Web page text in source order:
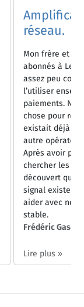
réseau.
Mon frère et
abonnés à
assez peu
l’utiliser
paiements.
chose pour
existait déjà
autre
Après avoir
chercher les
découvert que
signal existent
aider avec
stable.
Frédéric
Lire plus »